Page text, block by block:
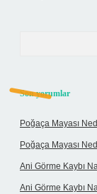
Son yorumlar
Poğaça Mayası
Poğaça Mayası
Ani Görme Kaybı
Ani Görme Kaybı